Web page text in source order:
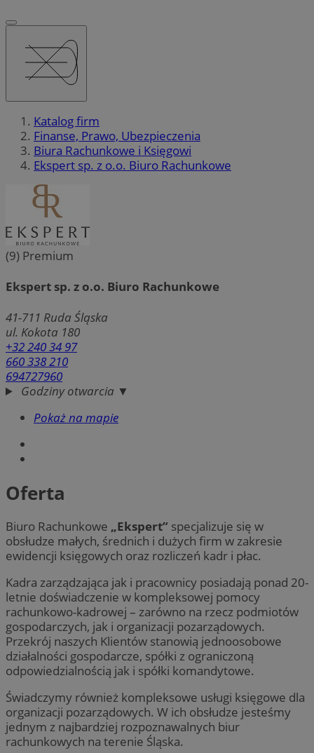
Katalog firm
Finanse, Prawo, Ubezpieczenia
Biura Rachunkowe i Księgowi
Ekspert sp. z o.o. Biuro Rachunkowe
(9) Premium
Ekspert sp. z o.o. Biuro Rachunkowe
41-711 Ruda Śląska
ul. Kokota 180
+32 240 34 97
660 338 210
694727960
Godziny otwarcia ▼
Pokaż na mapie
Oferta
Biuro Rachunkowe „Ekspert” specjalizuje się w
obsłudze małych, średnich i dużych firm w zakresie
ewidencji księgowych oraz rozliczeń kadr i płac.
Kadra zarządzająca jak i pracownicy posiadają ponad 20-
letnie doświadczenie w kompleksowej pomocy
rachunkowo-kadrowej – zarówno na rzecz podmiotów
gospodarczych, jak i organizacji pozarządowych.
Przekrój naszych Klientów stanowią jednoosobowe
działalności gospodarcze, spółki z ograniczoną
odpowiedzialnością jak i spółki komandytowe.
Świadczymy również kompleksowe usługi księgowe dla
organizacji pozarządowych. W ich obsłudze jesteśmy
jednym z najbardziej rozpoznawalnych biur
rachunkowych na terenie Śląska.